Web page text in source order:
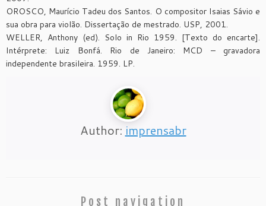
OROSCO, Maurício Tadeu dos Santos. O compositor Isaias Sávio e
sua obra para violão. Dissertação de mestrado. USP, 2001.
WELLER, Anthony (ed). Solo in Rio 1959. [Texto do encarte].
Intérprete: Luiz Bonfá. Rio de Janeiro: MCD – gravadora
independente brasileira. 1959. LP.
Author: imprensabr
Post navigation